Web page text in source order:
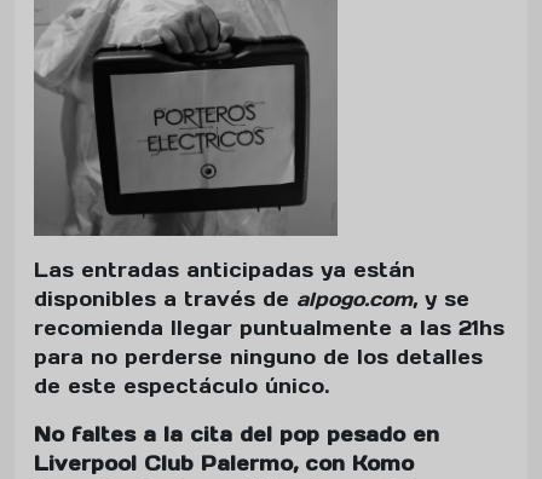
Las entradas anticipadas ya están
disponibles a través de alpogo.com, y se
recomienda llegar puntualmente a las 21hs
para no perderse ninguno de los detalles
de este espectáculo único.
No faltes a la cita del pop pesado en
Liverpool Club Palermo, con Komo